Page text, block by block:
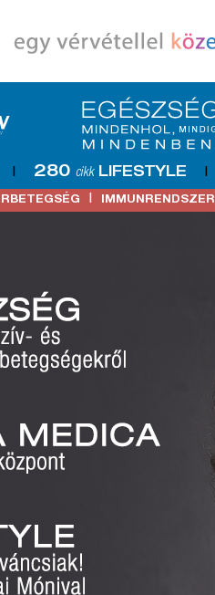
| 280 cikk LIFESTYLE |
| IMMUNRENDSZER